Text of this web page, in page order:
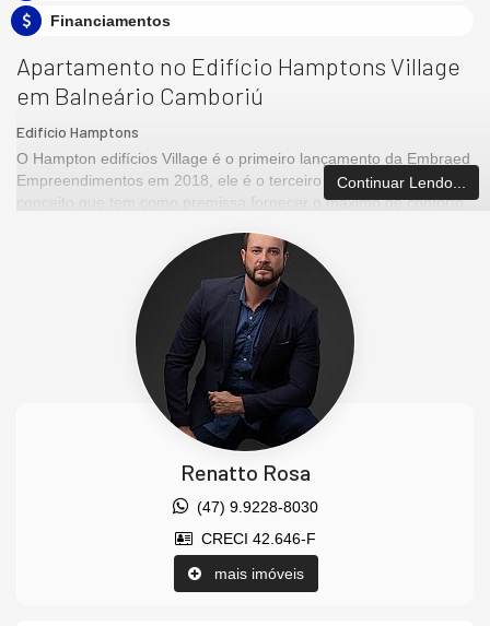
Financiamentos
Apartamento no Edifício Hamptons Village
em Balneário Camboriú
Edifício Hamptons
O Hampton edifícios Village é o primeiro lançamento da Embraed
Empreendimentos em 2018, ele é o terceiro do grupo Village
conceito que tem como premissa fornecer o máximo de conforto
área de serviço
Piscina com Raia Semiolímpica
Quisque com Churrasqueira a Carvão
Continuar Lendo...
Renatto Rosa
(47) 9.9228-8030
CRECI 42.646-F
mais imóveis